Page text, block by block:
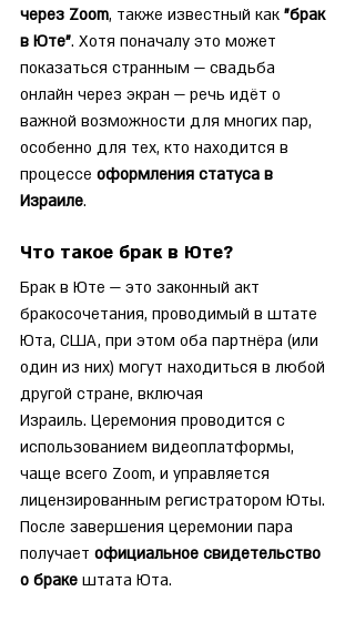
через Zoom, также известный как "брак
в Юте". Хотя поначалу это может
показаться странным — свадьба
онлайн через экран — речь идёт о
важной возможности для многих пар,
особенно для тех, кто находится в
процессе оформления статуса в
Израиле.
Что такое брак в Юте?
Брак в Юте — это законный акт
бракосочетания, проводимый в штате
Юта, США, при этом оба партнёра (или
один из них) могут находиться в любой
другой стране, включая
Израиль. Церемония проводится с
использованием видеоплатформы,
чаще всего Zoom, и управляется
лицензированным регистратором Юты.
После завершения церемонии пара
получает официальное свидетельство
о браке штата Юта.